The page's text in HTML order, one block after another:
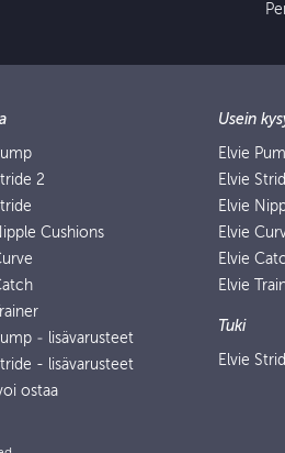
2
Cushions
‑ lisävarusteet
- lisävarusteet
ostaa
Usein
Elvie
Elvie
Elvie
Elvie
Elvie
Elvie
Tuki
Elvie